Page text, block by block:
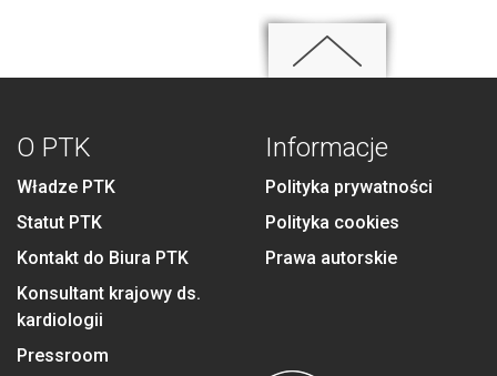
O PTK
Władze PTK
Statut PTK
Kontakt do Biura PTK
Konsultant krajowy ds.
kardiologii
Pressroom
Informacje
Polityka prywatności
Polityka cookies
Prawa autorskie